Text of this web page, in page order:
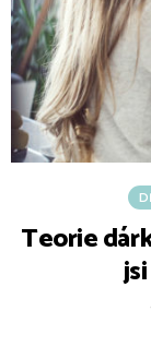
Teorie